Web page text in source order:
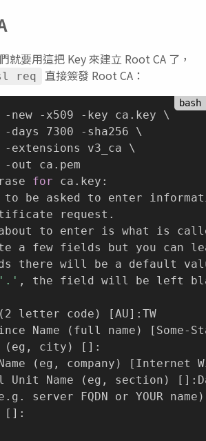
就要用這把 Key 來建立 Root CA 了，
req 直接簽發 Root CA：
-new -x509 -key ca.key \
days 7300 -sha256 \
extensions v3_ca \
-out ca.pem
for ca.key:
to be asked to enter
request.
to enter is what is
a few fields but you can
there will be a default
'.' , the field will be left
( 2 letter code ) [AU] :TW
Name
( full name ) [ Some-
( eg, city ) [ ] :
( eg, company ) [ Internet
Unit Name
( eg, section ) [ ]
server FQDN or YOUR name )
[ ] :